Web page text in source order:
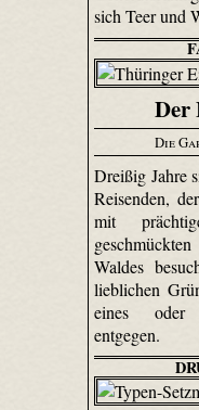
sich Teer und
Der
Die
Dreißig Jahre
Reisenden,
mit
Waldes
lieblichen
eines oder
entgegen.